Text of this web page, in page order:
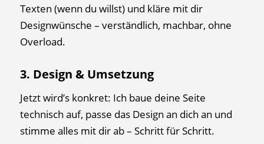
Texten (wenn du willst) und kläre mit dir
Designwünsche – verständlich, machbar, ohne
Overload.
3. Design & Umsetzung
Jetzt wird’s konkret: Ich baue deine Seite
technisch auf, passe das Design an dich an und
stimme alles mit dir ab – Schritt für Schritt.